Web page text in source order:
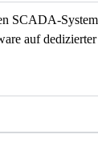
SCADA-
auf